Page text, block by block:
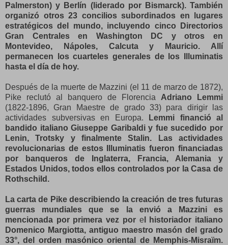
Palmerston) y Berlín (liderado por Bismarck). También
organizó otros 23 concilios subordinados en lugares
estratégicos del mundo, incluyendo cinco Directorios
Gran Centrales en Washington DC y otros en
Montevideo, Nápoles, Calcuta y Mauricio. Allí
permanecen los cuarteles generales de los Illuminatis
hasta el día de hoy.
Después de la muerte de Mazzini (el 11 de marzo de 1872),
Pike reclutó al banquero de Florencia Adriano Lemmi
(1822-1896, Gran Maestre de grado 33) para dirigir las
actividades subversivas en Europa. Lemmi financió al
bandido italiano Giuseppe Garibaldi y fue sucedido por
Lenin, Trotsky y finalmente Stalin. Las actividades
revolucionarias de estos Illuminatis fueron financiadas
por banqueros de Inglaterra, Francia, Alemania y
Estados Unidos, todos ellos controlados por la Casa de
Rothschild.
La carta de Pike describiendo la creación de tres futuras
guerras mundiales que se la envió a Mazzini es
mencionada por primera vez pore l historiador italiano
Domenico Margiotta, antiguo maestro masón del grado
33°, del orden masónico oriental de Memphis-Misraïm.